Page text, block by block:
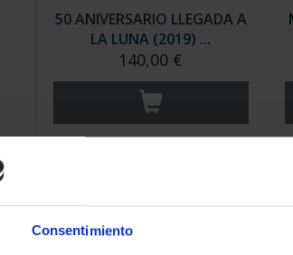
Consentimiento
50 ANIVERSARIO LLEGADA A
LA LUNA (2019) ...
140,00 €